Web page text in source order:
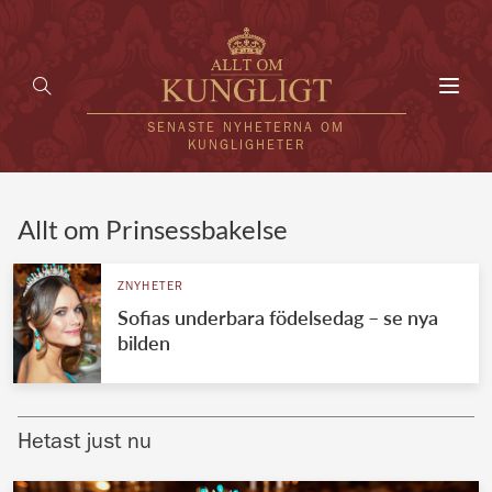
SENASTE NYHETERNA OM
KUNGLIGHETER
UTLÄNDSKT
VÄRLDENS KUNGAHUS
Brittiska kungahuset
Allt om Prinsessbakelse
ZNYHETER
Sofias underbara födelsedag – se nya
bilden
Hetast just nu